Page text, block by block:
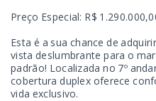
Preço Especial: R$
Esta é a sua chance de
vista deslumbrante para o
padrão! Localizada no 7º
cobertura duplex oferece
vida exclusivo.